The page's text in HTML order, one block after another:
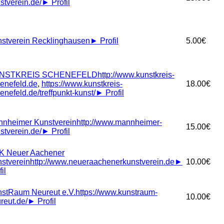
► Profil
Recklinghausen ► Profil 5.00€
SCHENEFELDhttp://www.kunstkreis-
, https://www.kunstkreis-
treffpunkt-kunst/► Profil
18.00€
Kunstvereinhttp://www.mannheimer-
► Profil
15.00€
Neuer Aachener
http://www.neueraachenerkunstverein.de►
10.00€
Neureut e.V.https://www.kunstraum-
► Profil
10.00€